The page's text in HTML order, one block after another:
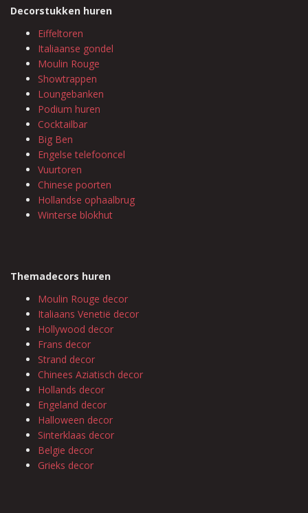
Decorstukken huren
Eiffeltoren
Italiaanse gondel
Moulin Rouge
Showtrappen
Loungebanken
Podium huren
Cocktailbar
Big Ben
Engelse telefooncel
Vuurtoren
Chinese poorten
Hollandse ophaalbrug
Winterse blokhut
Themadecors huren
Moulin Rouge decor
Italiaans Venetië decor
Hollywood decor
Frans decor
Strand decor
Chinees Aziatisch decor
Hollands decor
Engeland decor
Halloween decor
Sinterklaas decor
Belgie decor
Grieks decor